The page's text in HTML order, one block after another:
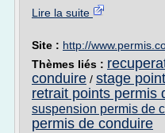
Lire la suite
Site : http://
Thèmes liés :
conduire / stage
retrait points permis
suspension permis de
permis de conduire